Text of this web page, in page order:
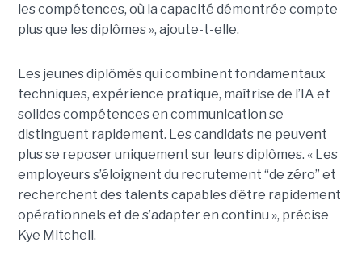
les compétences, où la capacité démontrée compte
plus que les diplômes », ajoute-t-elle.
Les jeunes diplômés qui combinent fondamentaux
techniques, expérience pratique, maîtrise de l’IA et
solides compétences en communication se
distinguent rapidement. Les candidats ne peuvent
plus se reposer uniquement sur leurs diplômes. « Les
employeurs s’éloignent du recrutement “de zéro” et
recherchent des talents capables d’être rapidement
opérationnels et de s’adapter en continu », précise
Kye Mitchell.